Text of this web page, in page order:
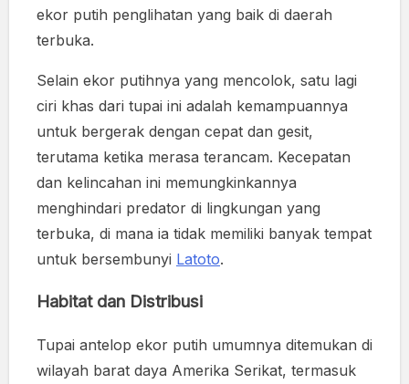
ekor putih penglihatan yang baik di daerah
terbuka.
Selain ekor putihnya yang mencolok, satu lagi
ciri khas dari tupai ini adalah kemampuannya
untuk bergerak dengan cepat dan gesit,
terutama ketika merasa terancam. Kecepatan
dan kelincahan ini memungkinkannya
menghindari predator di lingkungan yang
terbuka, di mana ia tidak memiliki banyak tempat
untuk bersembunyi Latoto.
Habitat dan Distribusi
Tupai antelop ekor putih umumnya ditemukan di
wilayah barat daya Amerika Serikat, termasuk